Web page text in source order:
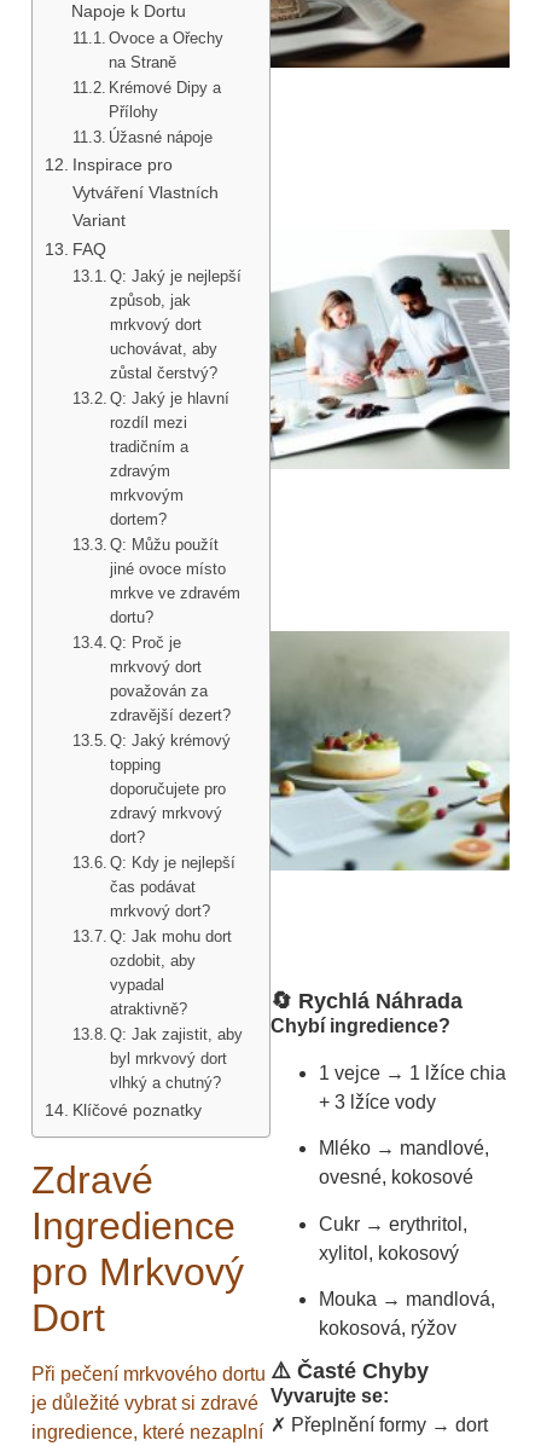
Napoje k Dortu
Ovoce a Ořechy
na Straně
Krémové Dipy a
Přílohy
Úžasné nápoje
Inspirace pro
Vytváření Vlastních
Variant
FAQ
Q: Jaký je nejlepší
způsob, jak
mrkvový dort
uchovávat, aby
zůstal čerstvý?
Q: Jaký je hlavní
rozdíl mezi
tradičním a
zdravým
mrkvovým
dortem?
Q: Můžu použít
jiné ovoce místo
mrkve ve zdravém
dortu?
Q: Proč je
mrkvový dort
považován za
zdravější dezert?
Q: Jaký krémový
topping
doporučujete pro
zdravý mrkvový
dort?
Q: Kdy je nejlepší
čas podávat
mrkvový dort?
Q: Jak mohu dort
ozdobit, aby
vypadal
atraktivně?
Q: Jak zajistit, aby
byl mrkvový dort
vlhký a chutný?
Klíčové poznatky
Zdravé
Ingredience
pro Mrkvový
Dort
Při pečení mrkvového dortu
je důležité vybrat si zdravé
ingredience, které nezaplní
🔄 Rychlá Náhrada
Chybí ingredience?
1 vejce → 1 lžíce chia
+ 3 lžíce vody
Mléko → mandlové,
ovesné, kokosové
Cukr → erythritol,
xylitol, kokosový
Mouka → mandlová,
kokosová, rýžov
⚠️ Časté Chyby
Vyvarujte se:
✗ Přeplnění formy → dort